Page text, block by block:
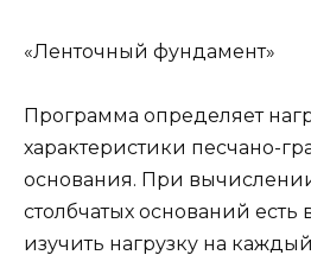
«Ленточный фундамент»
Программа определяет
характеристики песчано-
основания. При
столбчатых оснований есть
изучить нагрузку на